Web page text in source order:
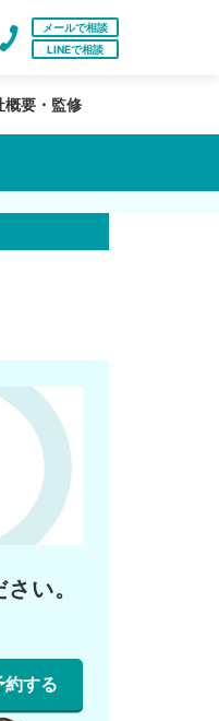
メールで相談
LINEで相談
概要・監修
い。
する